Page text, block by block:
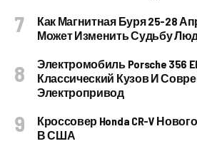
Как Магнитная Буря 25-28
Может Изменить Судьбу
Электромобиль Porsche 356
Классический Кузов И
Электропривод
Кроссовер Honda CR-V
В США